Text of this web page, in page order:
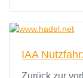
IAA
Zurück zur